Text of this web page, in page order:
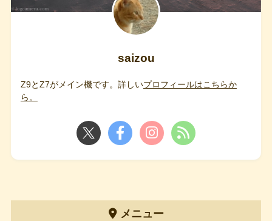
saizou
Z9とZ7がメイン機です。詳しいプロフィールはこちらか
ら。
メニュー